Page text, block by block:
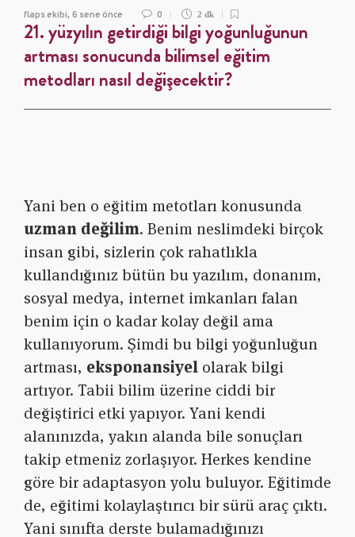
flaps ekibi, 6 sene önce 0 2 dk
21. yüzyılın getirdiği bilgi yoğunluğunun
artması sonucunda bilimsel eğitim
metodları nasıl değişecektir?
Yani ben o eğitim metotları konusunda
uzman değilim. Benim neslimdeki birçok
insan gibi, sizlerin çok rahatlıkla
kullandığınız bütün bu yazılım, donanım,
sosyal medya, internet imkanları falan
benim için o kadar kolay değil ama
kullanıyorum. Şimdi bu bilgi yoğunluğun
artması, eksponansiyel olarak bilgi
artıyor. Tabii bilim üzerine ciddi bir
değiştirici etki yapıyor. Yani kendi
alanınızda, yakın alanda bile sonuçları
takip etmeniz zorlaşıyor. Herkes kendine
göre bir adaptasyon yolu buluyor. Eğitimde
de, eğitimi kolaylaştırıcı bir sürü araç çıktı.
Yani sınıfta derste bulamadığınızı